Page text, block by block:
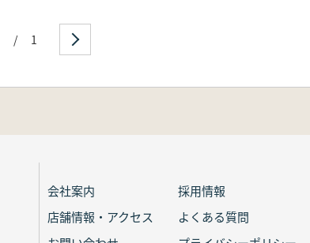
/ 1
会社案内
採用情報
店舗情報・アクセス
よくある質問